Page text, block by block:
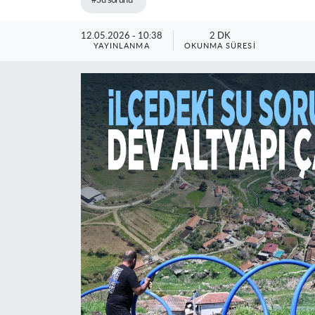
12.05.2026 - 10:38
YAYINLANMA
2 DK
OKUNMA SÜRESI